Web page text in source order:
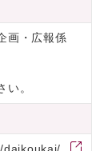
画・広報係
。